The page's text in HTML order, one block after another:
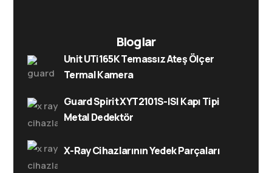
Bloglar
Unit UTi165K Temassız Ateş Ölçer
Termal Kamera
Guard Spirit XYT2101S-ISI Kapı Tipi
Metal Dedektör
X-Ray Cihazlarının Yedek Parçaları